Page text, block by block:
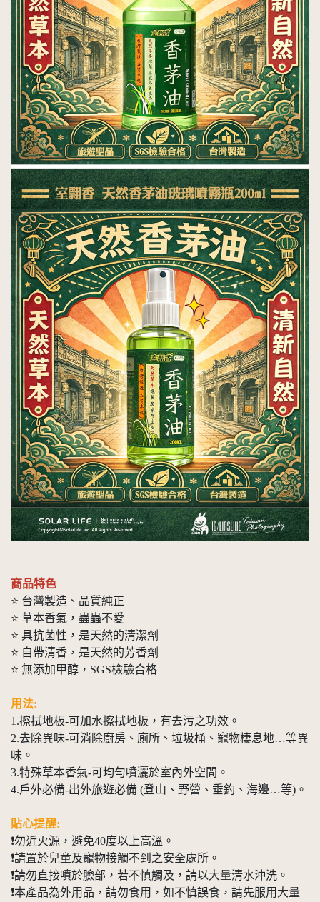
商品特色
⭐ 台灣製造、品質純正
⭐ 草本香氣，蟲蟲不愛
⭐ 具抗菌性，是天然的清潔劑
⭐ 自帶清香，是天然的芳香劑
⭐ 無添加甲醇，SGS檢驗合格
用法:
1.擦拭地板-可加水擦拭地板，有去污之功效。
2.去除異味-可消除廚房、廁所、垃圾桶、寵物棲息地…等異
味。
3.特殊草本香氣-可均勻噴灑於室內外空間。
4.戶外必備-出外旅遊必備 (登山、野營、垂釣、海邊…等)。
貼心提醒:
❗勿近火源，避免40度以上高溫。
❗請置於兒童及寵物接觸不到之安全處所。
❗請勿直接噴於臉部，若不慎觸及，請以大量清水沖洗。
❗本產品為外用品，請勿食用，如不慎誤食，請先服用大量